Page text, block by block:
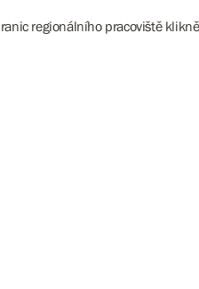
regionálního pracoviště